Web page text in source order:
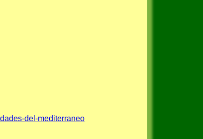
del-mediterraneo